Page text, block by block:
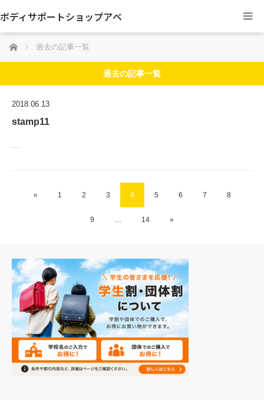
ボディサポートショップアベ
ホーム 過去の記事一覧
過去の記事一覧
2018.06.13
stamp11
« 1 2 3 4 5 6 7 8
9 … 14 »